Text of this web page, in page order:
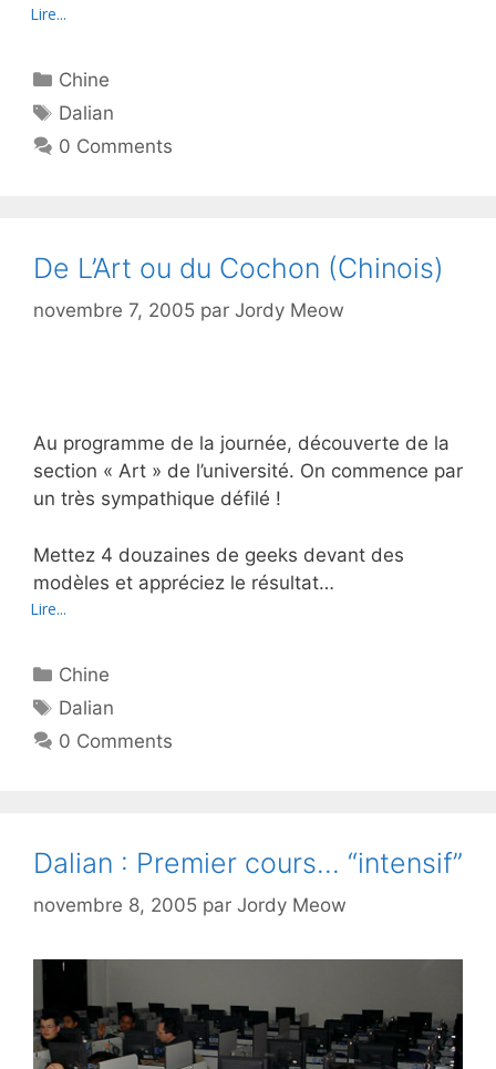
Lire...
Catégories
Chine
Étiquettes
Dalian
0 Comments
De L’Art ou du Cochon (Chinois)
novembre 7, 2005 par Jordy Meow
Au programme de la journée, découverte de la
section « Art » de l’université. On commence par
un très sympathique défilé !
Mettez 4 douzaines de geeks devant des
modèles et appréciez le résultat…
Lire...
Catégories
Chine
Étiquettes
Dalian
0 Comments
Dalian : Premier cours… “intensif”
novembre 8, 2005 par Jordy Meow